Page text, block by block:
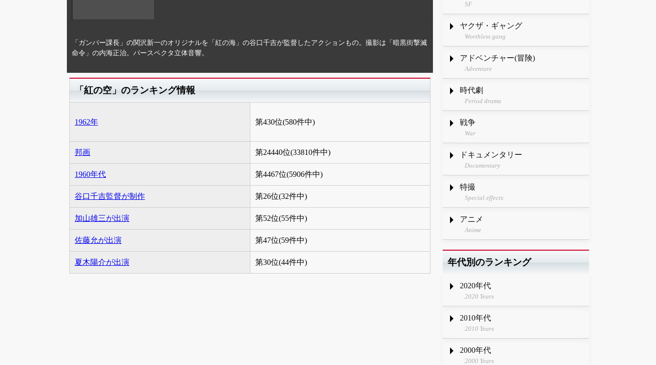
「ガンパー課長」の関沢新一のオリジナルを「紅の海」の谷口千吉が監督したアクションもの。撮影は「暗黒街撃滅
命令」の内海正治。パースペクタ立体音響。
「紅の空」のランキング情報
1962年 第430位(580件中)
邦画 第24440位(33810件中)
1960年代 第4467位(5906件中)
谷口千吉監督が制作 第26位(32件中)
加山雄三が出演 第52位(55件中)
佐藤允が出演 第47位(59件中)
夏木陽介が出演 第30位(44件中)
SF
ヤクザ・ギャング
Worthless gang
アドベンチャー(冒険)
Adventure
時代劇
Period drama
戦争
War
ドキュメンタリー
Documentary
特撮
Special effects
アニメ
Anime
年代別のランキング
2020年代
2020 Years
2010年代
2010 Years
2000年代
2000 Years